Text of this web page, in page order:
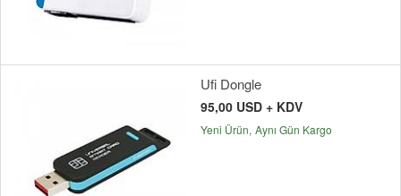
Ufi Dongle
95,00 USD + KDV
Yeni Ürün Aynı Gün Kargo